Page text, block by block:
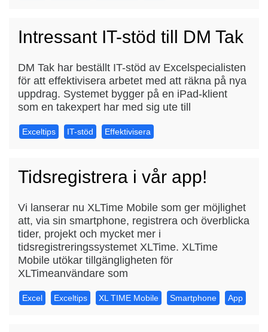
Intressant IT-stöd till DM Tak
DM Tak har beställt IT-stöd av Excelspecialisten
för att effektivisera arbetet med att räkna på nya
uppdrag. Systemet bygger på en iPad-klient
som en takexpert har med sig ute till
Exceltips IT-stöd Effektivisera
Tidsregistrera i vår app!
Vi lanserar nu XLTime Mobile som ger möjlighet
att, via sin smartphone, registrera och överblicka
tider, projekt och mycket mer i
tidsregistreringssystemet XLTime. XLTime
Mobile utökar tillgängligheten för
XLTimeanvändare som
Excel Exceltips XL TIME Mobile Smartphone App